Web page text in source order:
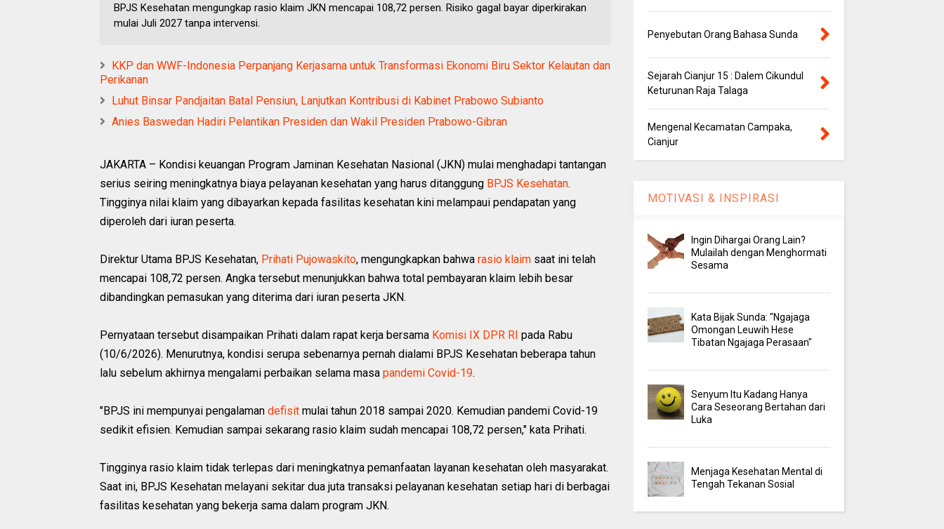
BPJS Kesehatan mengungkap rasio klaim JKN mencapai 108,72 persen. Risiko gagal bayar diperkirakan
mulai Juli 2027 tanpa intervensi.
KKP dan WWF-Indonesia Perpanjang Kerjasama untuk Transformasi Ekonomi Biru Sektor Kelautan dan
Perikanan
Luhut Binsar Pandjaitan Batal Pensiun, Lanjutkan Kontribusi di Kabinet Prabowo Subianto
Anies Baswedan Hadiri Pelantikan Presiden dan Wakil Presiden Prabowo-Gibran
JAKARTA – Kondisi keuangan Program Jaminan Kesehatan Nasional (JKN) mulai menghadapi tantangan
serius seiring meningkatnya biaya pelayanan kesehatan yang harus ditanggung BPJS Kesehatan.
Tingginya nilai klaim yang dibayarkan kepada fasilitas kesehatan kini melampaui pendapatan yang
diperoleh dari iuran peserta.
Direktur Utama BPJS Kesehatan, Prihati Pujowaskito, mengungkapkan bahwa rasio klaim saat ini telah
mencapai 108,72 persen. Angka tersebut menunjukkan bahwa total pembayaran klaim lebih besar
dibandingkan pemasukan yang diterima dari iuran peserta JKN.
Pernyataan tersebut disampaikan Prihati dalam rapat kerja bersama Komisi IX DPR RI pada Rabu
(10/6/2026). Menurutnya, kondisi serupa sebenarnya pernah dialami BPJS Kesehatan beberapa tahun
lalu sebelum akhirnya mengalami perbaikan selama masa pandemi Covid-19.
"BPJS ini mempunyai pengalaman defisit mulai tahun 2018 sampai 2020. Kemudian pandemi Covid-19
sedikit efisien. Kemudian sampai sekarang rasio klaim sudah mencapai 108,72 persen," kata Prihati.
Tingginya rasio klaim tidak terlepas dari meningkatnya pemanfaatan layanan kesehatan oleh masyarakat.
Saat ini, BPJS Kesehatan melayani sekitar dua juta transaksi pelayanan kesehatan setiap hari di berbagai
fasilitas kesehatan yang bekerja sama dalam program JKN.
Penyebutan Orang Bahasa Sunda
Sejarah Cianjur 15 : Dalem Cikundul
Keturunan Raja Talaga
Mengenal Kecamatan Campaka,
Cianjur
MOTIVASI & INSPIRASI
Ingin Dihargai Orang Lain?
Mulailah dengan Menghormati
Sesama
Kata Bijak Sunda: "Ngajaga
Omongan Leuwih Hese
Tibatan Ngajaga Perasaan"
Senyum Itu Kadang Hanya
Cara Seseorang Bertahan dari
Luka
Menjaga Kesehatan Mental di
Tengah Tekanan Sosial